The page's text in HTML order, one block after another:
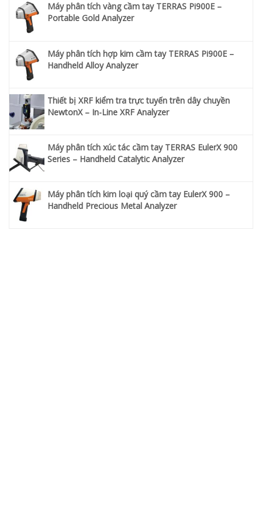
Máy phân tích vàng cầm tay TERRAS Pi900E –
Portable Gold Analyzer
Máy phân tích hợp kim cầm tay TERRAS Pi900E –
Handheld Alloy Analyzer
Thiết bị XRF kiểm tra trực tuyến trên dây chuyền
NewtonX – In-Line XRF Analyzer
Máy phân tích xúc tác cầm tay TERRAS EulerX 900
Series – Handheld Catalytic Analyzer
Máy phân tích kim loại quý cầm tay EulerX 900 –
Handheld Precious Metal Analyzer